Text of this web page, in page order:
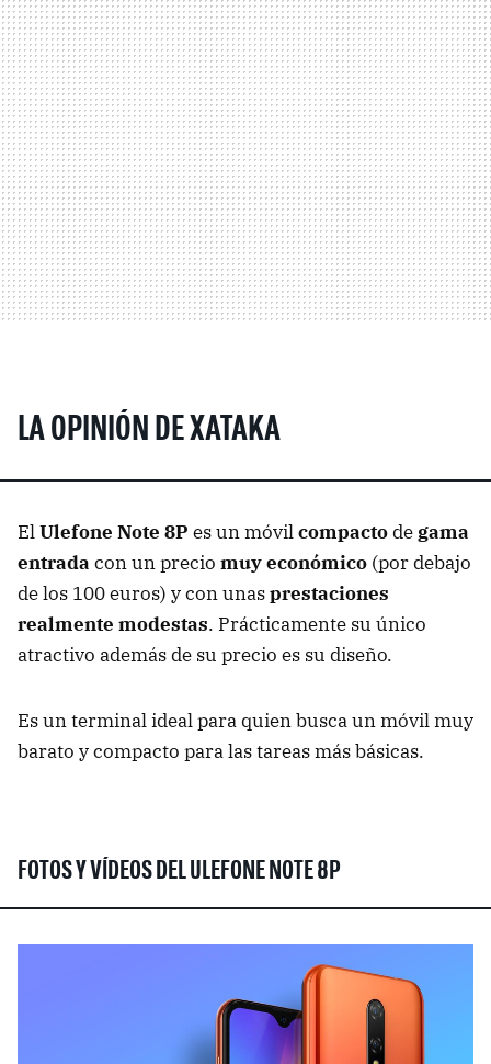
LA OPINIÓN DE XATAKA
ElUlefone Note 8P es un móvilcompactode gama
entrada con un precio muy económico (por debajo
de los 100 euros) y con unasprestaciones
realmente modestas. Prácticamente su único
atractivo además de su precio es su diseño.
Es un terminal ideal para quien busca un móvil muy
barato y compacto para las tareas más básicas.
FOTOS Y VÍDEOS DEL ULEFONE NOTE 8P